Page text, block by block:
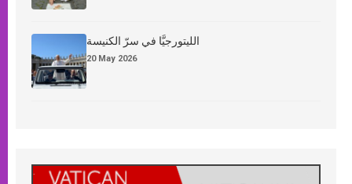
الليتورجيَّا في سرّ الكنيسة
20 May 2026